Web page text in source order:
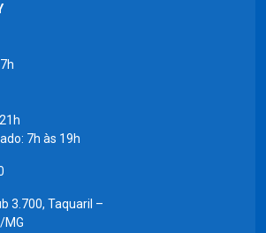
7h às 19h
3.700, Taquaril –
MG